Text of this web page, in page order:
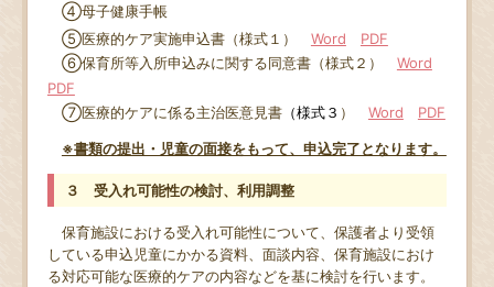
④母子健康手帳
⑤医療的ケア実施申込書（様式１） Word
PDF
⑥保育所等入所申込みに関する同意書（様式２） Word
PDF
⑦医療的ケアに係る主治医意見書（様式３ ） Word PDF
※書類の提出・児童の面接をもって、申込完了となります。
３ 受入れ可能性の検討、利用調整
保育施設における受入れ可能性について、保護者より受領
している申込児童にかかる資料、面談内容、保育施設におけ
る対応可能な医療的ケアの内容などを基に検討を行います。